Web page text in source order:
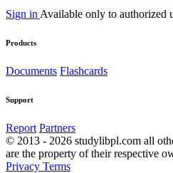
Sign in Available only to authorized
Products
Documents Flashcards
Support
Report Partners
© 2013 - 2026 studylibpl.com all
are the property of their respective
Privacy Terms